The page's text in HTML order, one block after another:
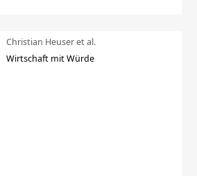
Christian Heuser et al.
Wirtschaft mit Würde